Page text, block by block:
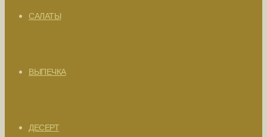
САЛАТЫ
ВЫПЕЧКА
ДЕСЕРТ